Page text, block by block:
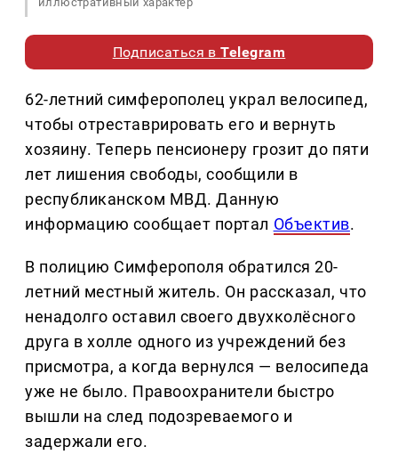
Подписаться вTelegram
62-летний симферополец украл велосипед,
чтобы отреставрировать его и вернуть
хозяину. Теперь пенсионеру грозит до пяти
лет лишения свободы, сообщили в
республиканском МВД. Данную
информацию сообщает портал Объектив.
В полицию Симферополя обратился 20-
летний местный житель. Он рассказал, что
ненадолго оставил своего двухколёсного
друга в холле одного из учреждений без
присмотра, а когда вернулся — велосипеда
уже не было. Правоохранители быстро
вышли на след подозреваемого и
задержали его.